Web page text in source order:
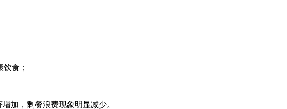
食；
加，剩餐浪费现象明显减少。